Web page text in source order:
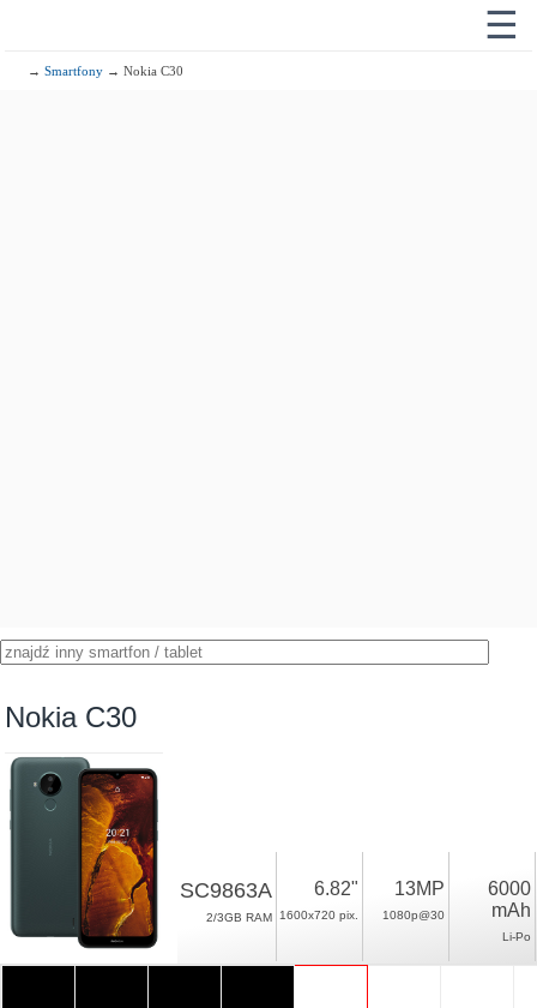
☰
→Smartfony → Nokia C30
Nokia C30
SC9863A
2/3GB RAM
6.82"
1600x720 pix.
13MP
1080p@30
6000
mAh
Li-Po